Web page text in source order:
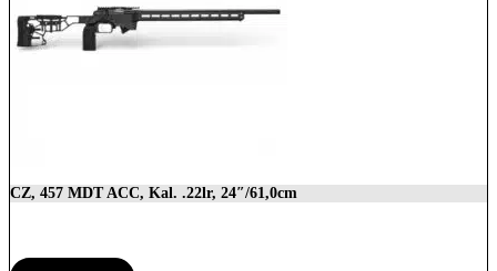
CZ, 457 MDT ACC, Kal. .22lr, 24″/61,0cm